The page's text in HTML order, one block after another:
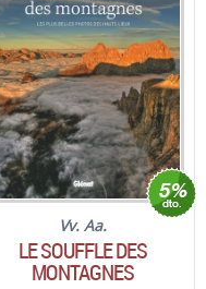
Vv. Aa.
LE SOUFFLE DES
MONTAGNES